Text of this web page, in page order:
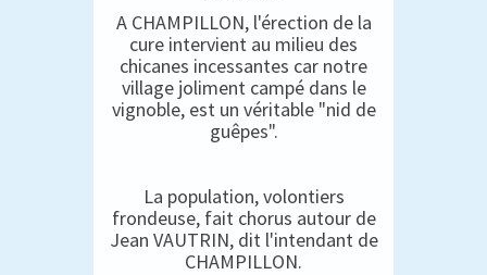
A CHAMPILLON, l'érection de la
cure intervient au milieu des
chicanes incessantes car notre
village joliment campé dans le
vignoble, est un véritable "nid de
guêpes".
La population, volontiers
frondeuse, fait chorus autour de
Jean VAUTRIN, dit l'intendant de
CHAMPILLON.